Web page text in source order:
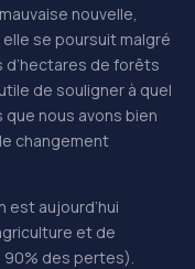
nouvelle,
se poursuit malgré
d’hectares de forêts
de souligner à quel
nous avons bien
changement
est aujourd’hui
et de
90% des pertes).